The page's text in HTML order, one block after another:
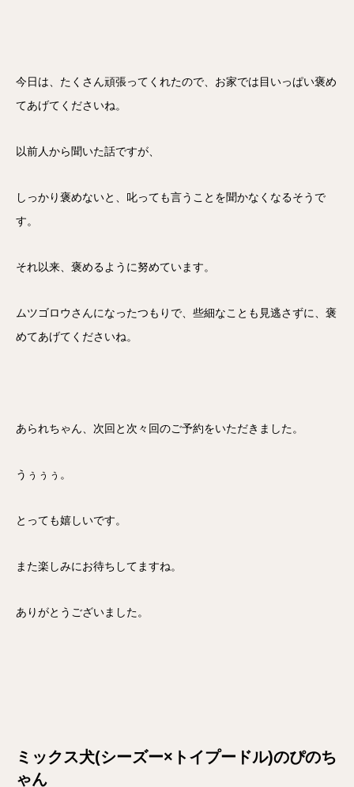
今日は、たくさん頑張ってくれたので、お家では目いっぱい褒め
てあげてくださいね。
以前人から聞いた話ですが、
しっかり褒めないと、叱っても言うことを聞かなくなるそうで
す。
それ以来、褒めるように努めています。
ムツゴロウさんになったつもりで、些細なことも見逃さずに、褒
めてあげてくださいね。
あられちゃん、次回と次々回のご予約をいただきました。
うぅぅぅ。
とっても嬉しいです。
また楽しみにお待ちしてますね。
ありがとうございました。
ミックス犬(シーズー×トイプードル)のぴのち
ゃん